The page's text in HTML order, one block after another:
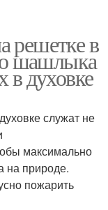
в
шашлыка
духовке
служат не
максимально
на природе.
пожарить